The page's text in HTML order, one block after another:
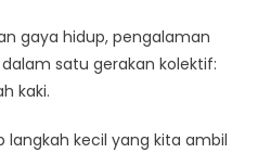
gaya hidup, pengalaman
satu gerakan kolektif:
kaki.
langkah kecil yang kita ambil